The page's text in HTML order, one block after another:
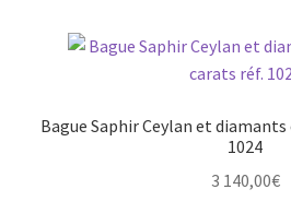
Bague Saphir Ceylan et
1024
3 140,00€